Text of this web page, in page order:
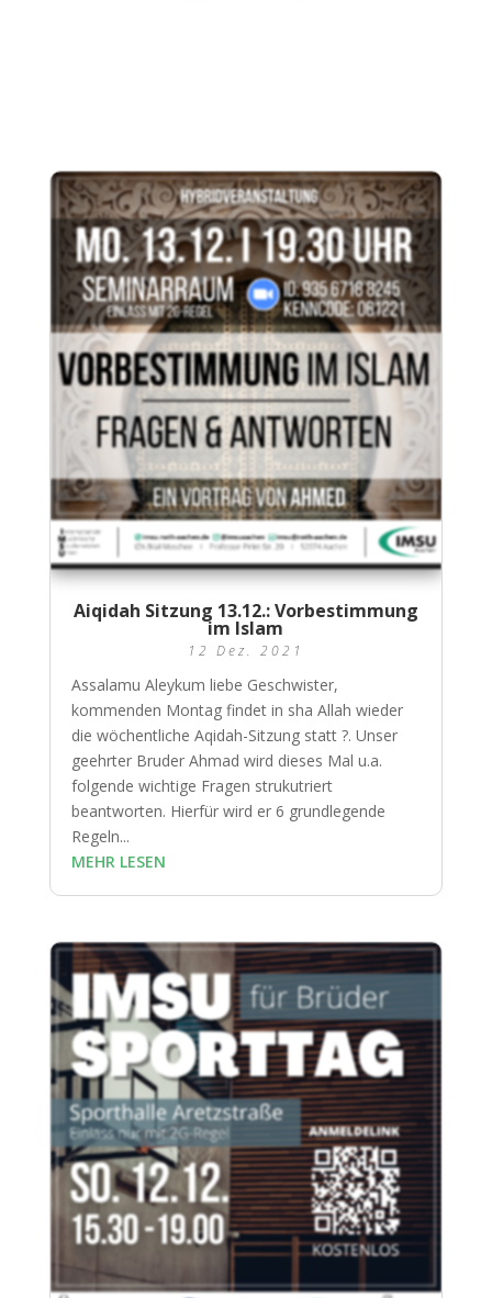
Aiqidah Sitzung 13.12.: Vorbestimmung
im Islam
12 Dez. 2021
Assalamu Aleykum liebe Geschwister,
kommenden Montag findet in sha Allah wieder
die wöchentliche Aqidah-Sitzung statt ?. Unser
geehrter Bruder Ahmad wird dieses Mal u.a.
folgende wichtige Fragen strukutriert
beantworten. Hierfür wird er 6 grundlegende
Regeln...
MEHR LESEN